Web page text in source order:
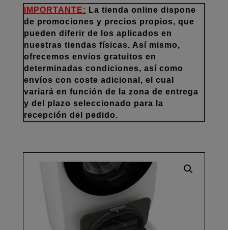
IMPORTANTE: La tienda online dispone
de promociones y precios propios, que
pueden diferir de los aplicados en
nuestras tiendas físicas. Así mismo,
ofrecemos envíos gratuitos en
determinadas condiciones, así como
envíos con coste adicional, el cual
variará en función de la zona de entrega
y del plazo seleccionado para la
recepción del pedido.